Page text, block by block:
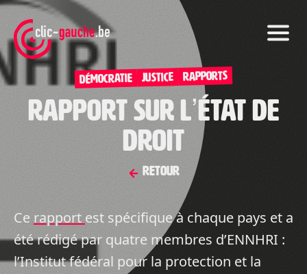
Skip
the
content
Démocratie Justice RAPPORTS
Rapport sur l’État de
droit
Retour
Ce rapport est spécifique à chaque pays et a
été rédigé par quatre membres d’ENNHRI :
l’Institut fédéral pour la protection et la